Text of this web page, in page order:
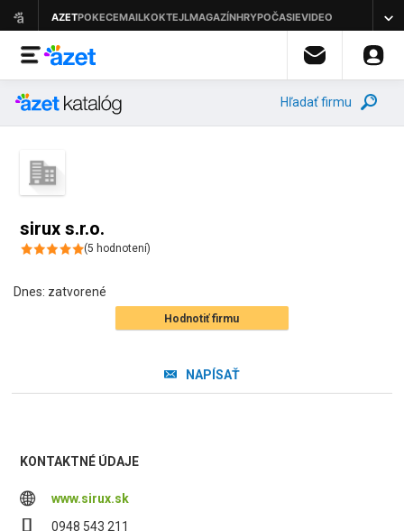
Hľadať firmu
sirux s.r.o.
(5 hodnotení)
Dnes: zatvorené
Hodnotiť firmu
NAPÍSAŤ
KONTAKTNÉ ÚDAJE
www.sirux.sk
0948 543 211